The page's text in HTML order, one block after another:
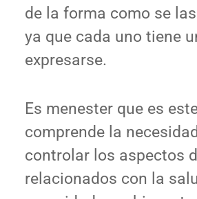
de la forma como se
ya que cada uno tiene
expresarse.
Es menester que es
comprende la
controlar los aspectos
relacionados con la